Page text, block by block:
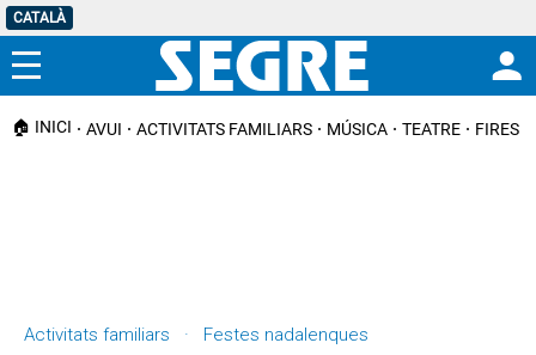
CATALÀ
Menú
🏠 INICI AVUI ACTIVITATS FAMILIARS MÚSICA TEATRE FIRES I
Activitats familiars · Festes nadalenques